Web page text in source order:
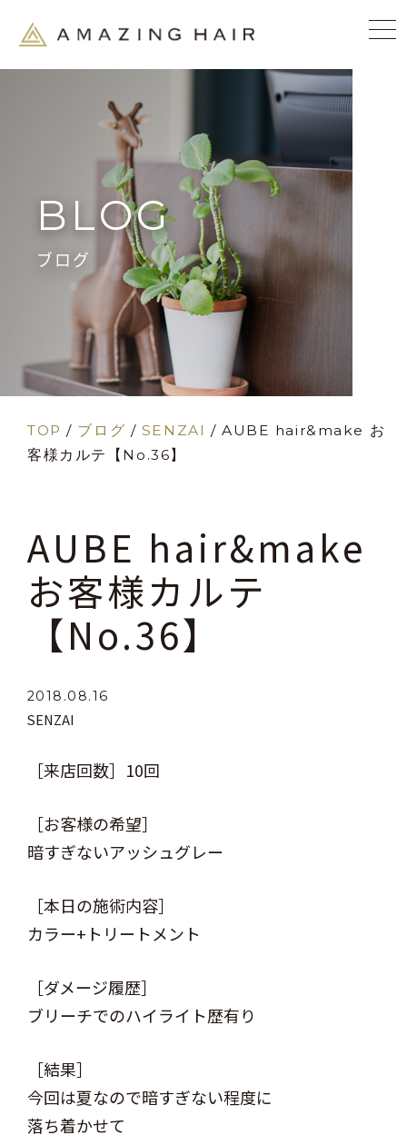
BLOG
ブログ
TOP / ブログ / SENZAI /AUBE hair&make お
客様カルテ【No.36】
AUBE hair&make
お客様カルテ
【No.36】
2018.08.16
SENZAI
［来店回数］10回
［お客様の希望］
暗すぎないアッシュグレー
［本日の施術内容］
カラー+トリートメント
［ダメージ履歴］
ブリーチでのハイライト歴有り
［結果］
今回は夏なので暗すぎない程度に
落ち着かせて